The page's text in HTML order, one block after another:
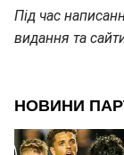
Під час
видання та